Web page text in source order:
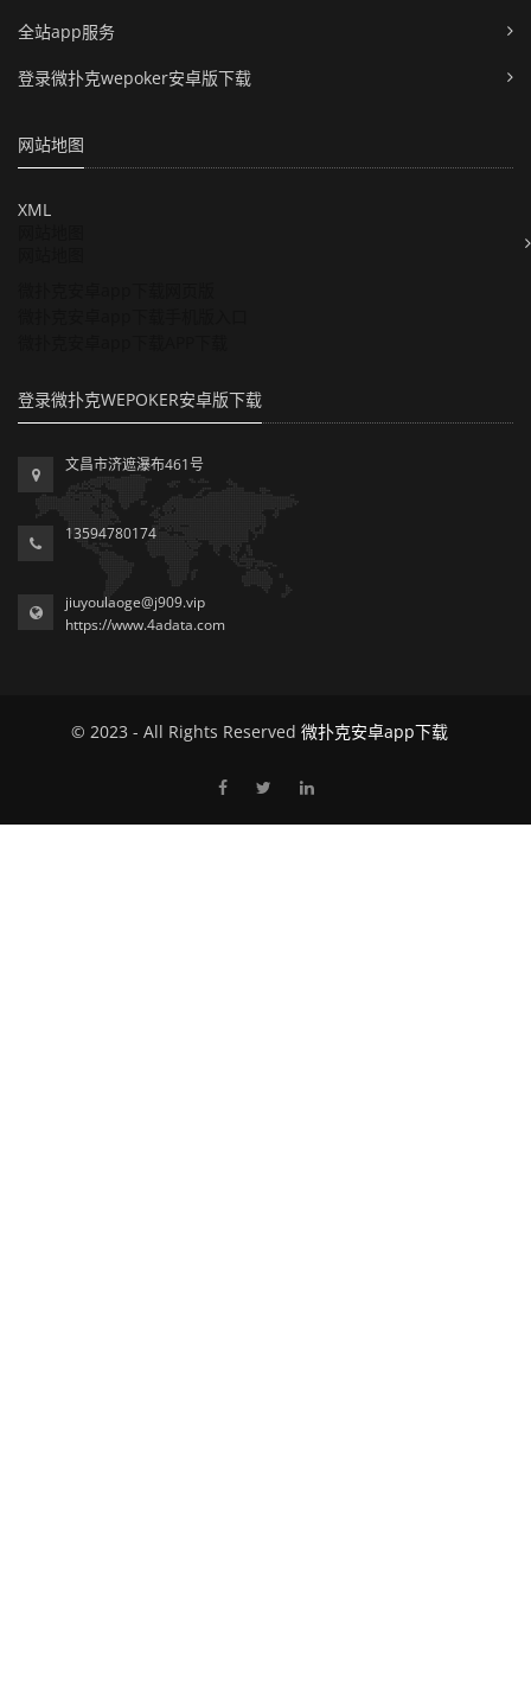
全站app服务
登录微扑克wepoker安卓版下载
网站地图
XML
登录微扑克WEPOKER安卓版下载
文昌市济遮瀑布461号
13594780174
jiuyoulaoge@j909.vip
https://www.4adata.com
© 2023 - All Rights Reserved 微扑克安卓app下载